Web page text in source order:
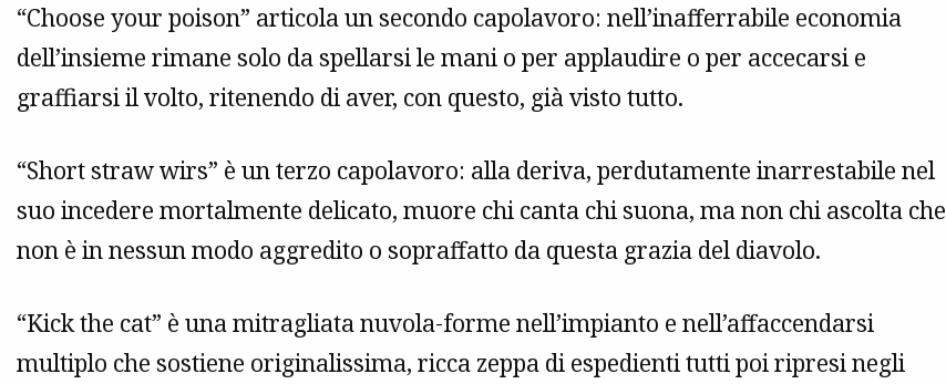
“Choose your poison” articola un secondo capolavoro: nell’inafferrabile economia
dell’insieme rimane solo da spellarsi le mani o per applaudire o per accecarsi e
graffiarsi il volto, ritenendo di aver, con questo, già visto tutto.
“Short straw wirs” è un terzo capolavoro: alla deriva, perdutamente inarrestabile nel
suo incedere mortalmente delicato, muore chi canta chi suona, ma non chi ascolta che
non è in nessun modo aggredito o sopraffatto da questa grazia del diavolo.
“Kick the cat” è una mitragliata nuvola-forme nell’impianto e nell’affaccendarsi
multiplo che sostiene originalissima, ricca zeppa di espedienti tutti poi ripresi negli